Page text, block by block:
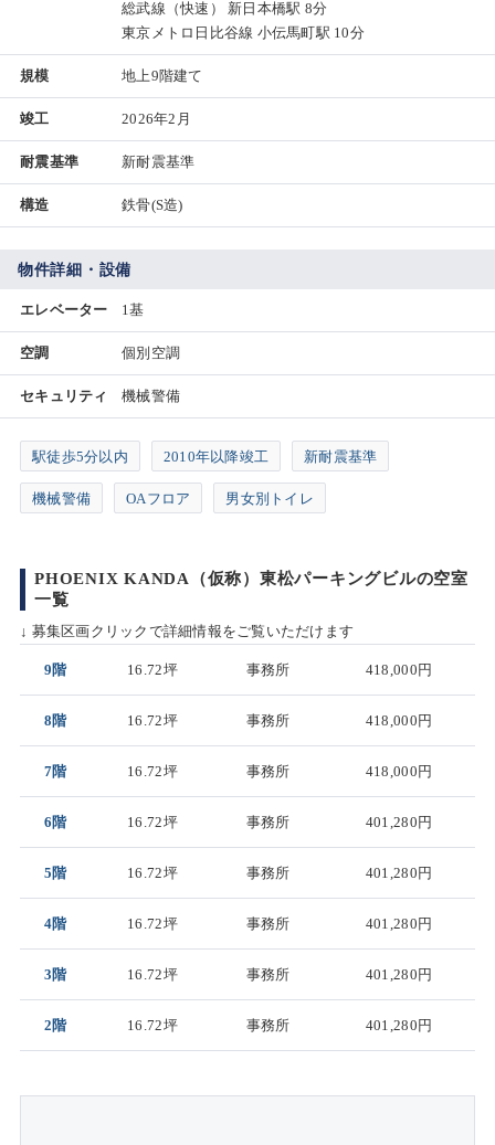
総武線（快速） 新日本橋駅 8分
東京メトロ日比谷線 小伝馬町駅 10分
規模 地上9階建て
竣工 2026年2月
耐震基準 新耐震基準
構造 鉄骨(S造)
物件詳細・設備
エレベーター 1基
空調 個別空調
セキュリティ 機械警備
駅徒歩5分以内 2010年以降竣工 新耐震基準
機械警備 OAフロア 男女別トイレ
PHOENIX KANDA（仮称）東松パーキングビルの空室
一覧
↓ 募集区画クリックで詳細情報をご覧いただけます
9階 16.72坪 事務所 418,000円
8階 16.72坪 事務所 418,000円
7階 16.72坪 事務所 418,000円
6階 16.72坪 事務所 401,280円
5階 16.72坪 事務所 401,280円
4階 16.72坪 事務所 401,280円
3階 16.72坪 事務所 401,280円
2階 16.72坪 事務所 401,280円